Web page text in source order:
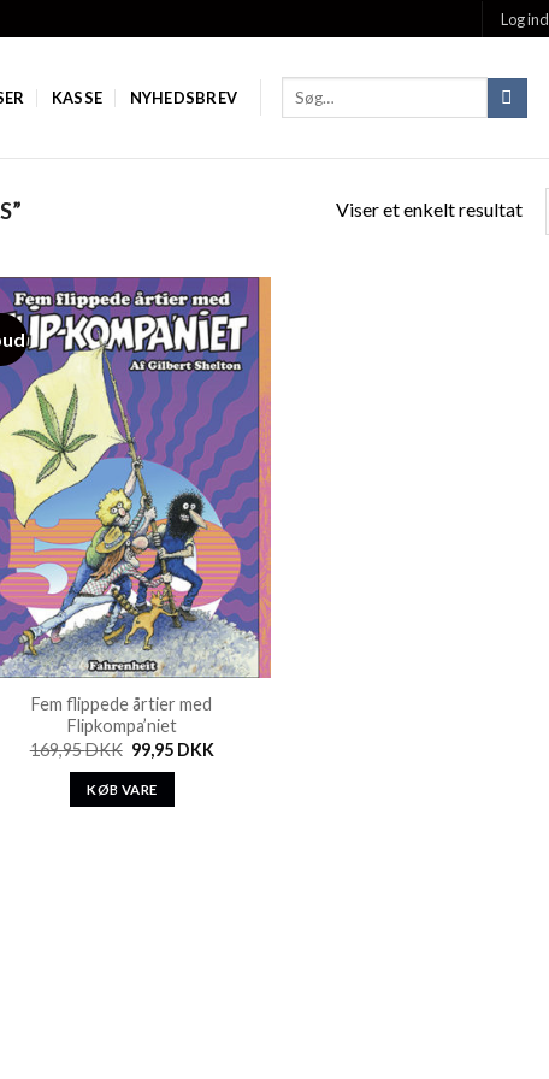
Log ind
KASSE NYHEDSBREV
Viser et enkelt resultat
Add to
Wishlist
Fem flippede årtier med
Flipkompa’niet
169,95DKK 99,95 DKK
KØB VARE